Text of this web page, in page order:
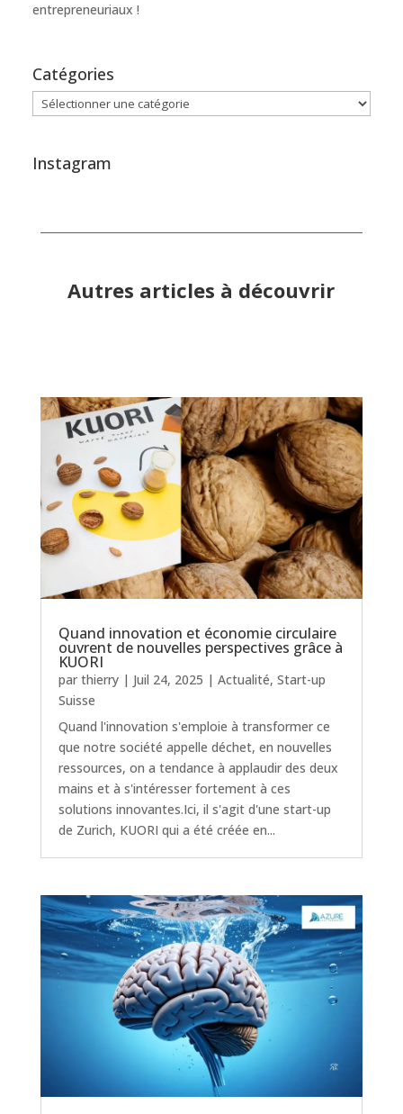
entrepreneuriaux !
Catégories
Catégories
Instagram
Autres articles à découvrir
Quand innovation et économie circulaire
ouvrent de nouvelles perspectives grâce à
KUORI
par thierry| Juil 24, 2025 | Actualité, Start-up
Suisse
Quand l'innovation s'emploie à transformer ce
que notre société appelle déchet, en nouvelles
ressources, on a tendance à applaudir des deux
mains et à s'intéresser fortement à ces
solutions innovantes.Ici, il s'agit d'une start-up
de Zurich, KUORI qui a été créée en...